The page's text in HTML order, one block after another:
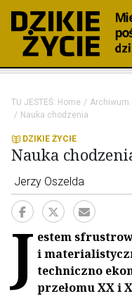
TU JESTEŚ: Home Archiwum
Nauka chodzenia
DZIKIE ŻYCIE
Nauka
Jerzy Oszelda
J estem
i
techniczno
przełomu XX i